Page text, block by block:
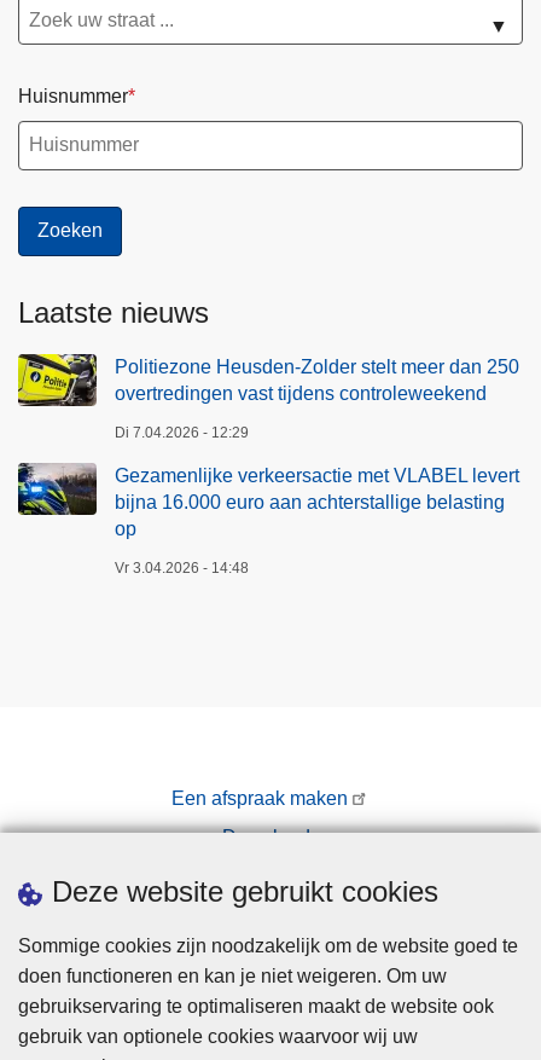
Deze website gebruikt cookies
Sommige cookies zijn noodzakelijk om de website goed te
doen functioneren en kan je niet weigeren. Om uw
gebruikservaring te optimaliseren maakt de website ook
gebruik van optionele cookies waarvoor wij uw
▼
Huisnummer
Laatste nieuws
Politiezone Heusden-Zolder stelt meer dan 250
overtredingen vast tijdens controleweekend
Di 7.04.2026 - 12:29
Gezamenlijke verkeersactie met VLABEL levert
bijna 16.000 euro aan achterstallige belasting
op
Vr 3.04.2026 - 14:48
Een afspraak maken
Downloads